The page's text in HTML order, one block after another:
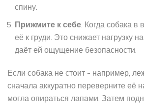
спину.
Прижмите к себе. Когда собака в
её к груди. Это снижает нагрузку
даёт ей ощущение безопасности.
Если собака не стоит - например,
сначала аккуратно переверните её
могла опираться лапами. Затем